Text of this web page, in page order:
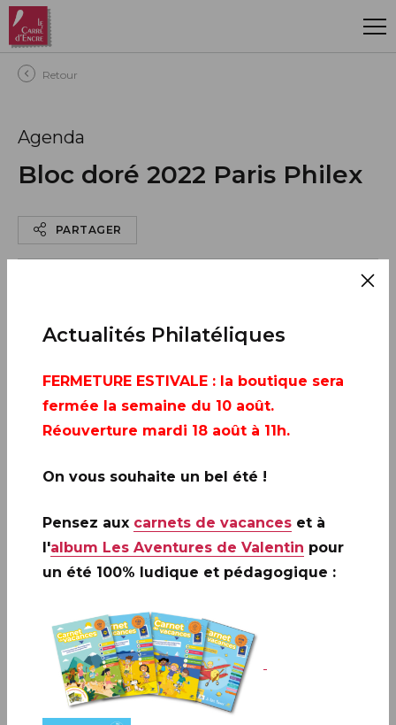
Aller au contenu principal
Retour
Agenda
Bloc doré 2022 Paris Philex
PARTAGER
AJOUTER À MON CALENDRIER
Actualités Philatéliques
FERMETURE ESTIVALE : la boutique sera
fermée la semaine du 10 août.
Réouverture mardi 18 août à 11h.
On vous souhaite un bel été !
Pensez aux carnets de vacances et à
l'album Les Aventures de Valentin pour
un été 100% ludique et pédagogique :